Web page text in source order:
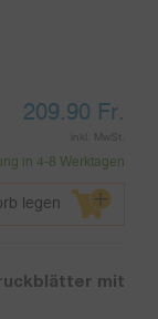
209.90 Fr.
inkl. MwSt.
in 4-8 Werktagen
legen
mit